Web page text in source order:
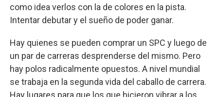
como idea verlos con la de colores en la pista.
Intentar debutar y el sueño de poder ganar.
Hay quienes se pueden comprar un SPC y luego de
un par de carreras desprenderse del mismo. Pero
hay polos radicalmente opuestos. A nivel mundial
se trabaja en la segunda vida del caballo de carrera.
Hay lugares para que los que hicieron vibrar a los